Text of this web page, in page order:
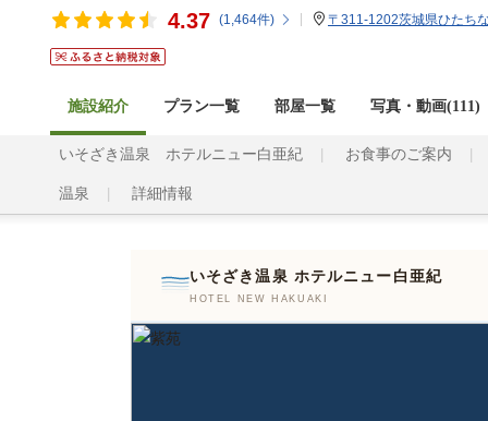
4.37 (1,464件) 〒311-1202茨城県ひたち
施設紹介 プラン一覧 部屋一覧 写真・動画(111)
いそざき温泉 ホテルニュー白亜紀 お食事のご案内
温泉 詳細情報
いそざき温泉 ホテルニュー白亜紀
HOTEL NEW HAKUAKI